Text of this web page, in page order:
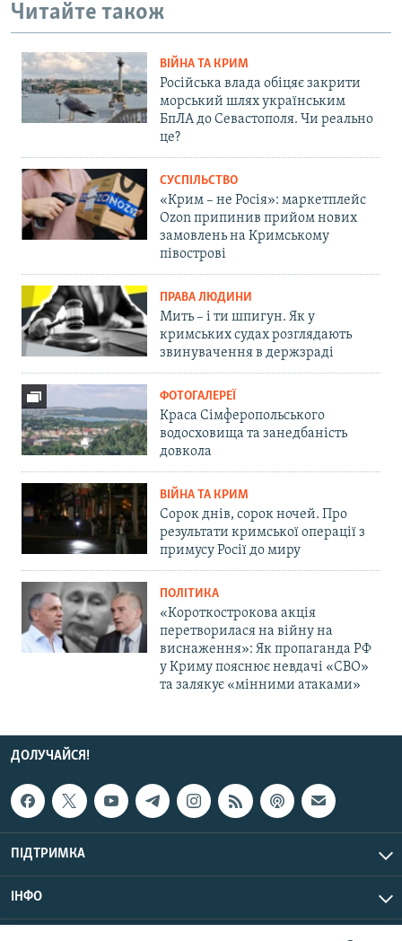
Читайте також
ВІЙНА ТА КРИМ
Російська влада обіцяє закрити
морський шлях українським
БпЛА до Севастополя. Чи реально
це?
СУСПІЛЬСТВО
«Крим – не Росія»: маркетплейс
Ozon припинив прийом нових
замовлень на Кримському
півострові
ПРАВА ЛЮДИНИ
Мить – і ти шпигун. Як у
кримських судах розглядають
звинувачення в держзраді
ФОТОГАЛЕРЕЇ
Краса Сімферопольського
водосховища та занедбаність
довкола
ВІЙНА ТА КРИМ
Сорок днів, сорок ночей. Про
результати кримської операції з
примусу Росії до миру
ПОЛІТИКА
«Короткострокова акція
перетворилася на війну на
виснаження»: Як пропаганда РФ
у Криму пояснює невдачі «СВО»
та залякує «мінними атаками»
ДОЛУЧАЙСЯ!
ПІДТРИМКА
ІНФО